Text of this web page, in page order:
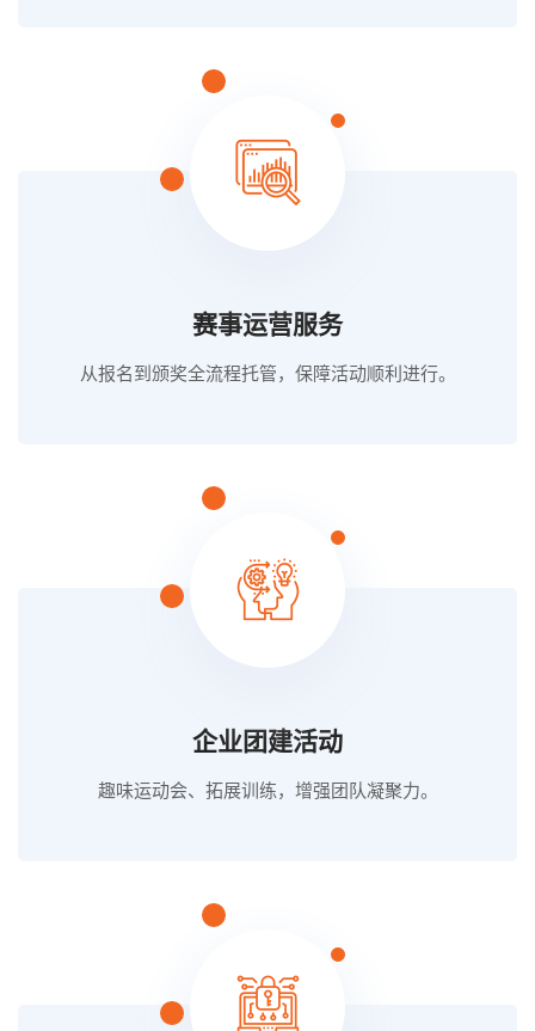
赛事运营服务
从报名到颁奖全流程托管，保障活动顺利进行。
企业团建活动
趣味运动会、拓展训练，增强团队凝聚力。